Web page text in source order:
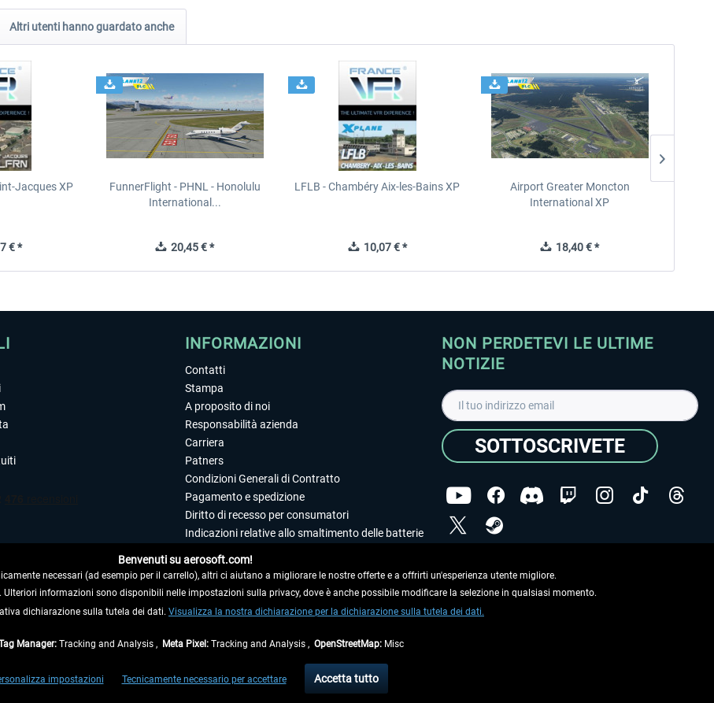
Altri utenti hanno guardato anche
Jacques XP
€ *
FunnerFlight - PHNL - Honolulu
International...
20,45 € *
LFLB - Chambéry Aix-les-Bains XP
10,07 € *
Airport Greater Moncton
International XP
18,40 € *
DAL CONTRATTO
INFORMAZIONI
Contatti
Stampa
A proposito di noi
Responsabilità azienda
Carriera
Patners
Condizioni Generali di Contratto
Pagamento e spedizione
Diritto di recesso per consumatori
Indicazioni relative allo smaltimento delle batterie
Editoriale
NON PERDETEVI LE ULTIME
NOTIZIE
SOTTOSCRIVETE
dei dati.
Copyright © Aerosoft GmbH. Tutti i diritti riservati.
ed eventualmente le spese di spedizione, se non diversamente descritto.
di fuori della Germania, i tempi di consegna per le altre nazioni sono disponibili nelleinformazioni di spedizione
Benvenuti su aerosoft.com!
necessari (ad esempio per il carrello), altri ci aiutano a migliorare le nostre offerte e a offrirti un'esperienza utente migliore.
informazioni sono disponibili nelle impostazioni sulla privacy, dove è anche possibile modificare la selezione in qualsiasi momento.
dichiarazione sulla tutela dei dati. Visualizza la nostra dichiarazione per la dichiarazione sulla tutela dei dati.
Manager: Tracking and Analysis , Meta Pixel: Tracking and Analysis , OpenStreetMap: Misc
impostazioni Tecnicamente necessario per accettare Accetta tutto